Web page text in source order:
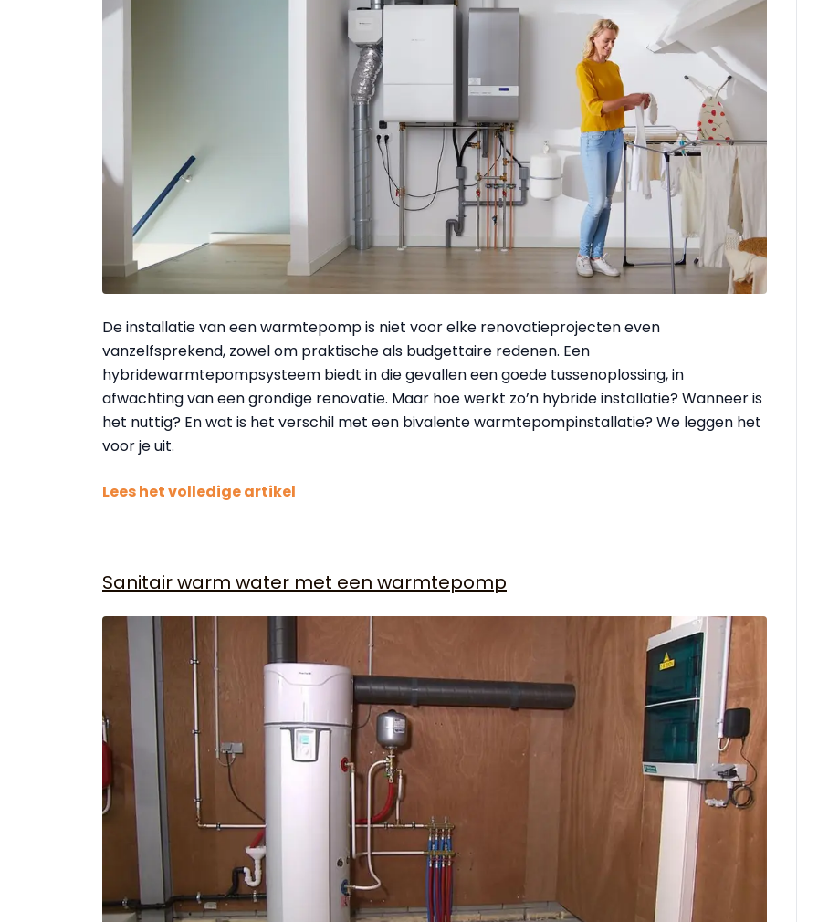
De installatie van een warmtepomp is niet voor elke renovatieprojecten even
vanzelfsprekend, zowel om praktische als budgettaire redenen. Een
hybridewarmtepompsysteem biedt in die gevallen een goede tussenoplossing, in
afwachting van een grondige renovatie. Maar hoe werkt zo’n hybride installatie? Wanneer is
het nuttig? En wat is het verschil met een bivalente warmtepompinstallatie? We leggen het
voor je uit.
Lees het volledige artikel
Sanitair warm water met een warmtepomp